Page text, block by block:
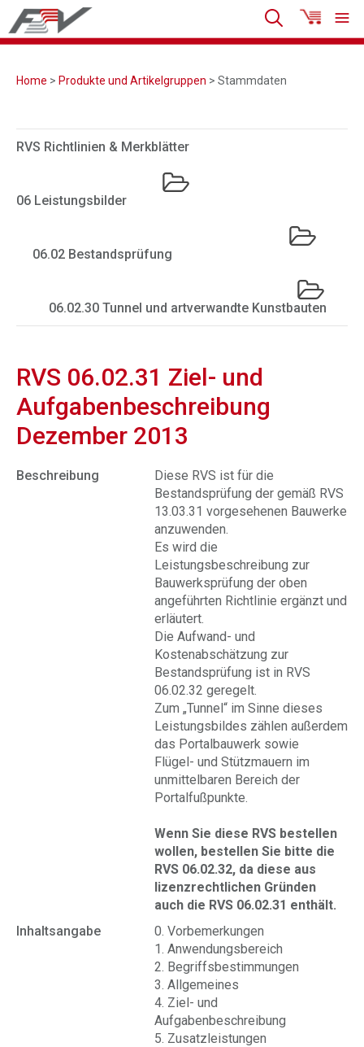
Home > Produkte und Artikelgruppen > Stammdaten
RVS Richtlinien & Merkblätter
06 Leistungsbilder
06.02 Bestandsprüfung
06.02.30 Tunnel und artverwandte Kunstbauten
RVS 06.02.31 Ziel- und
Aufgabenbeschreibung
Dezember 2013
Beschreibung
Diese RVS ist für die
Bestandsprüfung der gemäß RVS
13.03.31 vorgesehenen Bauwerke
anzuwenden.
Es wird die
Leistungsbeschreibung zur
Bauwerksprüfung der oben
angeführten Richtlinie ergänzt und
erläutert.
Die Aufwand- und
Kostenabschätzung zur
Bestandsprüfung ist in RVS
06.02.32 geregelt.
Zum „Tunnel“ im Sinne dieses
Leistungsbildes zählen außerdem
das Portalbauwerk sowie
Flügel- und Stützmauern im
unmittelbaren Bereich der
Portalfußpunkte.
Wenn Sie diese RVS bestellen
wollen, bestellen Sie bitte die
RVS 06.02.32, da diese aus
lizenzrechtlichen Gründen
auch die RVS 06.02.31 enthält.
Inhaltsangabe
0. Vorbemerkungen
1. Anwendungsbereich
2. Begriffsbestimmungen
3. Allgemeines
4. Ziel- und
Aufgabenbeschreibung
5. Zusatzleistungen